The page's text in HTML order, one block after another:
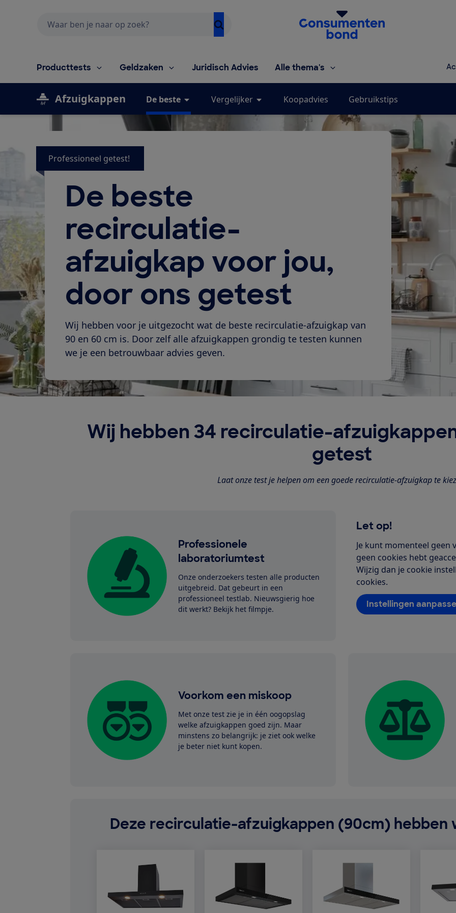
Homepage van de Consumentenbond
Producttests Geldzaken Juridisch Advies Alle thema's
Afzuigkappen De beste Vergelijker Koopadvies Gebruikstips
Professioneel getest!
De beste
recirculatie-
afzuigkap voor jou,
door ons getest
Wij hebben voor je uitgezocht wat de beste recirculatie-afzuigkap van
90 en 60 cm is. Door zelf alle afzuigkappen grondig te testen kunnen
we je een betrouwbaar advies geven.
Wij hebben 34 recirculatie-
getest
Laat onze test je helpen om een goede recirculatie-afzuigkap te
Professionele
laboratoriumtest
Onze onderzoekers testen alle producten
uitgebreid. Dat gebeurt in een
professioneel testlab. Nieuwsgierig hoe
dit werkt? Bekijk het filmpje.
Let op!
Je kunt momenteel
geen cookies hebt
Wijzig dan je cookie
cookies.
Instellingen
Voorkom een miskoop
Met onze test zie je in één oogopslag
welke afzuigkappen goed zijn. Maar
minstens zo belangrijk: je ziet ook welke
je beter niet kunt kopen.
Deze recirculatie-afzuigkappen (90cm) hebben